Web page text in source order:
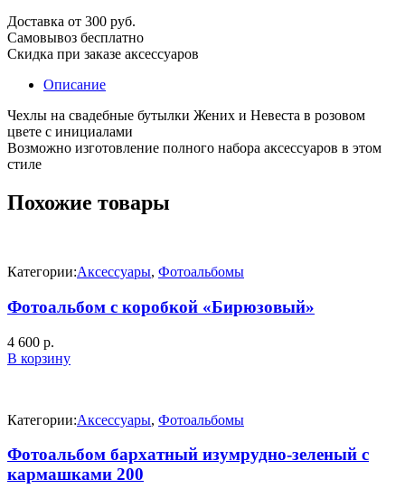
Доставка от 300 руб.
Самовывоз бесплатно
Скидка при заказе аксессуаров
Описание
Чехлы на свадебные бутылки Жених и Невеста в розовом
цвете с инициалами
Возможно изготовление полного набора аксессуаров в этом
стиле
Похожие товары
Категории:Аксессуары, Фотоальбомы
Фотоальбом с коробкой «Бирюзовый»
4 600 р.
В корзину
Категории:Аксессуары, Фотоальбомы
Фотоальбом бархатный изумрудно-зеленый с
кармашками 200